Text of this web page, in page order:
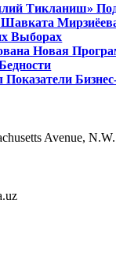
Тикланиш»
Шавката
Выборах
Новая
Avenue,